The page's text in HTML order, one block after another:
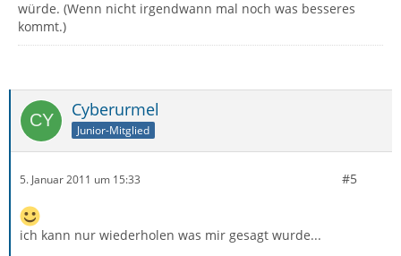
würde. (Wenn nicht irgendwann mal noch was besseres
kommt.)
Cyberurmel
Junior-Mitglied
5. Januar 2011 um 15:33 #5
ich kann nur wiederholen was mir gesagt wurde...